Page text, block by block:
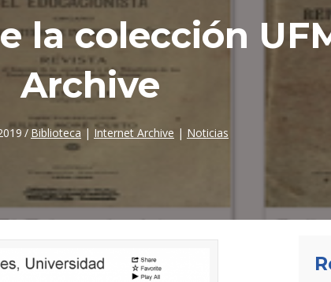
la colección
Archive
/ Biblioteca| Internet Archive | Noticias